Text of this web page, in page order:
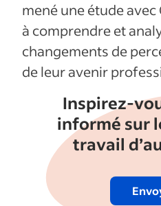
mené une étude
à comprendre et
changements de
de leur avenir
Inspirez-
informé sur
travail